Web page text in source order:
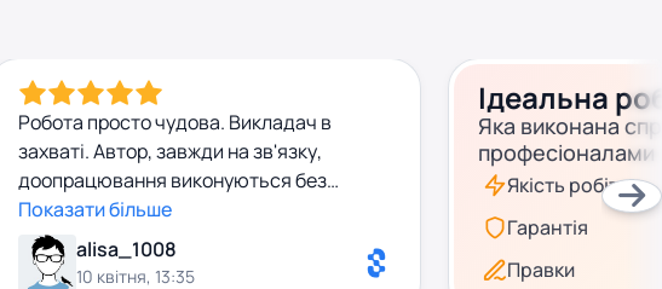
Робота просто чудова. Викладач в
захваті. Автор, завжди на зв'язку,
доопрацювання виконуються без
проблем. Рекомендую.
Показати більше
alisa_1008
10 квітня, 13:35
Ідеальна
Яка виконана
професіоналами
Якість робіт
Гарантія
Правки